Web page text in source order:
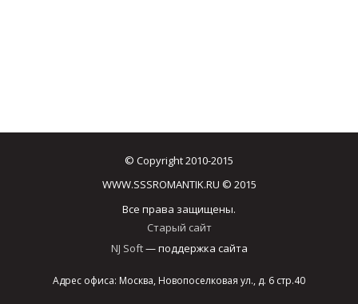
© Copyright 2010-2015
WWW.SSSROMANTIK.RU © 2015
Все права защищены.
Старый сайт
NJ Soft— поддержка сайта
Адрес офиса: Москва, Новопоселковая ул., д. 6 стр.40